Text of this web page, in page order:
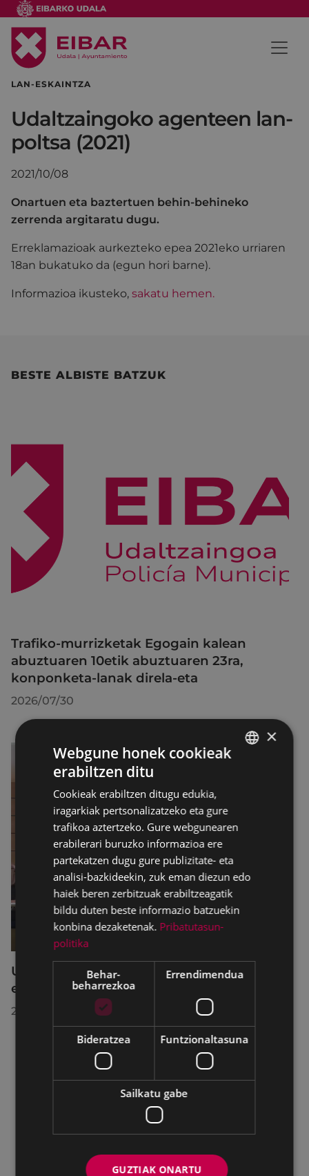
LAN-ESKAINTZA
Udaltzaingoko agenteen lan-
poltsa (2021)
2021/10/08
Onartuen eta baztertuen behin-behineko
zerrenda argitaratu dugu.
Erreklamazioak aurkezteko epea 2021eko urriaren
18an bukatuko da (egun hori barne).
Informazioa ikusteko, sakatu hemen.
BESTE ALBISTE BATZUK
Trafiko-murrizketak Egogain kalean
abuztuaren 10etik abuztuaren 23ra,
konponketa-lanak direla-eta
2026/07/30
Udalbatzak 2026ko uztailaren 27an
egindako bilkuran hartutako erabakiak
2026/07/28
×
Webgune honek cookieak
erabiltzen ditu
Cookieak erabiltzen ditugu edukia,
iragarkiak pertsonalizatzeko eta gure
trafikoa aztertzeko. Gure webgunearen
erabilerari buruzko informazioa ere
partekatzen dugu gure publizitate- eta
analisi-bazkideekin, zuk eman diezun edo
haiek beren zerbitzuak erabiltzeagatik
bildu duten beste informazio batzuekin
konbina dezaketenak. Pribatutasun-
politika
Behar-
beharrezkoa
Errendimendua
Bideratzea Funtzionaltasuna
Sailkatu gabe
GUZTIAK ONARTU